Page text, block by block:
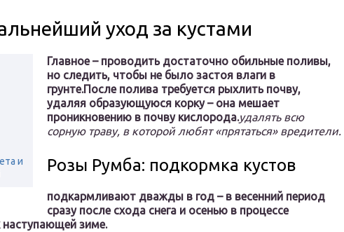
уход за кустами
и
Главное – проводить достаточно обильные поливы,
но следить, чтобы не было застоя влаги в
грунте.После полива требуется рыхлить почву,
удаляя образующуюся корку – она мешает
проникновению в почву кислорода.удалять всю
сорную траву, в которой любят «прятаться» вредители.
Розы Румба: подкормка кустов
подкармливают дважды в год – в весенний период
сразу после схода снега и осенью в процессе
наступающей зиме.